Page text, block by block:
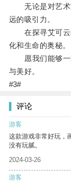
无论是对艺术
远的吸引力。
在探寻艾可云
化和生命的奥秘。
愿我们能够一
与美好。
#3#
评论
游客
这款游戏非常好玩，
没有玩腻。
2024-03-26
游客